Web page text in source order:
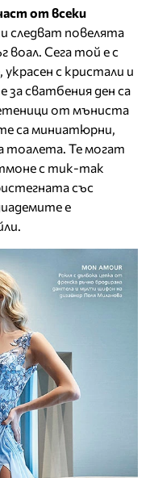
от всеки
следват повелята
воал. Сега той е с
с кристали и
сватбения ден са
от мъниста
са миниатюрни,
тоалета. Те могат
с тик-так
със
е